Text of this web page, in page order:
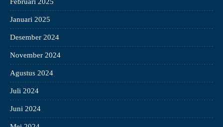
Februari 2025
Januari 2025
Desember 2024
November 2024
Agustus 2024
Juli 2024
Juni 2024